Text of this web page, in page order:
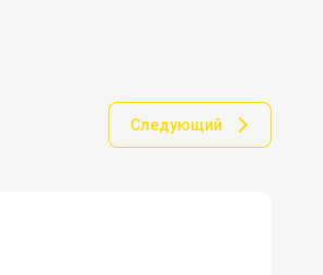
Следующий